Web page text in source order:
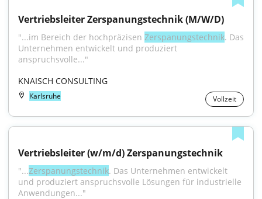
Vertriebsleiter Zerspanungstechnik (M/W/D)
"...im Bereich der hochpräzisen Zerspanungstechnik. Das
Unternehmen entwickelt und produziert
anspruchsvolle..."
KNAISCH CONSULTING
Karlsruhe Vollzeit
Vertriebsleiter (w/m/d) Zerspanungstechnik
"...Zerspanungstechnik. Das Unternehmen entwickelt
und produziert anspruchsvolle Lösungen für industrielle
Anwendungen..."